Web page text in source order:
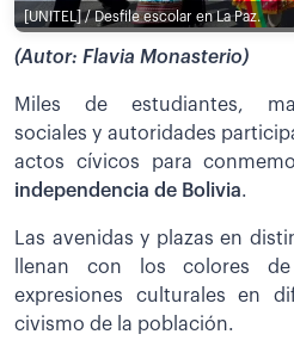
[UNITEL] / Desfile escolar en La Paz.
(Autor: Flavia Monasterio)
Miles de estudiantes,
sociales y autoridades
actos cívicos para
independencia de Bolivia.
Las avenidas y plazas en
llenan con los colores
expresiones culturales en
civismo de la población.